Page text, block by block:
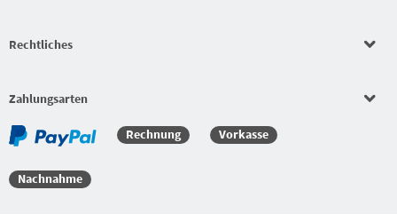
Rechtliches
Zahlungsarten
Rechnung Vorkasse
Nachnahme